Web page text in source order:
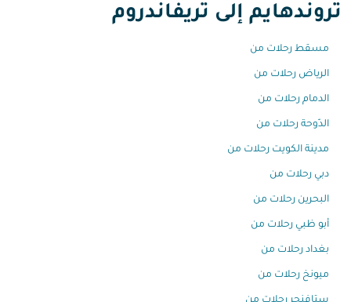
تروندهايم إلى تريفاندروم
مسقط رحلات من
الرياض رحلات من
الدمام رحلات من
الدّوحة رحلات من
مدينة الكويت رحلات من
دبي رحلات من
البحرين رحلات من
أبو ظبي رحلات من
بغداد رحلات من
ميونخ رحلات من